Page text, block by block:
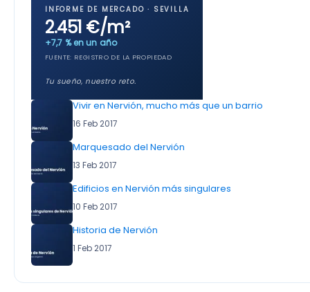
INFORME DE MERCADO · SEVILLA
2.451 €/m²
+7,7 % en un año
FUENTE: REGISTRO DE LA PROPIEDAD
Tu sueño, nuestro reto.
Vivir en Nervión, mucho más que un barrio
16 Feb 2017
Marquesado del Nervión
13 Feb 2017
Edificios en Nervión más singulares
10 Feb 2017
Historia de Nervión
1 Feb 2017